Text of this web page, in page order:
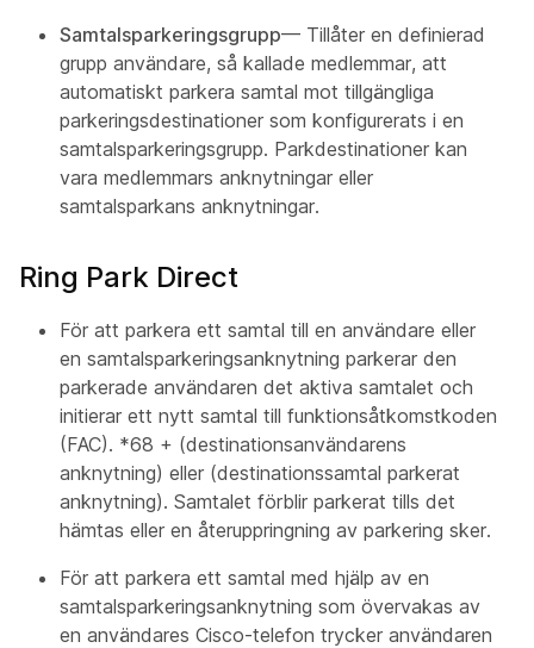
Samtalsparkeringsgrupp— Tillåter en definierad
grupp användare, så kallade medlemmar, att
automatiskt parkera samtal mot tillgängliga
parkeringsdestinationer som konfigurerats i en
samtalsparkeringsgrupp. Parkdestinationer kan
vara medlemmars anknytningar eller
samtalsparkans anknytningar.
Ring Park Direct
För att parkera ett samtal till en användare eller
en samtalsparkeringsanknytning parkerar den
parkerade användaren det aktiva samtalet och
initierar ett nytt samtal till funktionsåtkomstkoden
(FAC). *68 + (destinationsanvändarens
anknytning) eller (destinationssamtal parkerat
anknytning). Samtalet förblir parkerat tills det
hämtas eller en återuppringning av parkering sker.
För att parkera ett samtal med hjälp av en
samtalsparkeringsanknytning som övervakas av
en användares Cisco-telefon trycker användaren